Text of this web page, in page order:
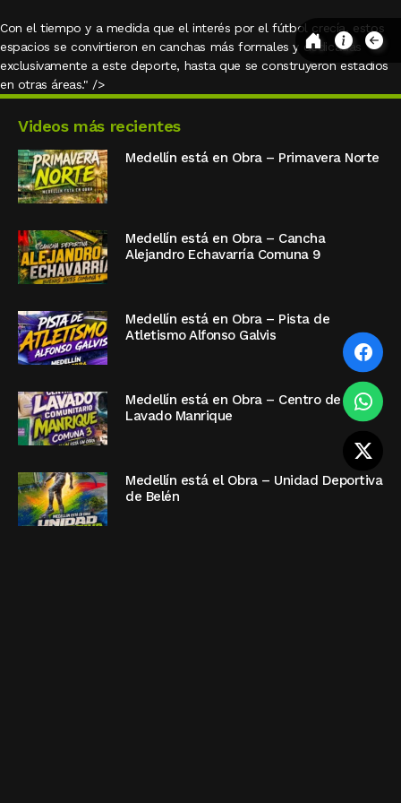
Con el tiempo y a medida que el interés por el fútbol crecía, estos
espacios se convirtieron en canchas más formales y dedicadas
exclusivamente a este deporte, hasta que se construyeron estadios
en otras áreas." />
Videos más recientes
Medellín está en Obra – Primavera Norte
Medellín está en Obra – Cancha
Alejandro Echavarría Comuna 9
Medellín está en Obra – Pista de
Atletismo Alfonso Galvis
Medellín está en Obra – Centro de
Lavado Manrique
Medellín está el Obra – Unidad Deportiva
de Belén